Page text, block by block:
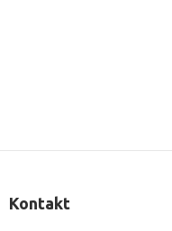
Kontakt